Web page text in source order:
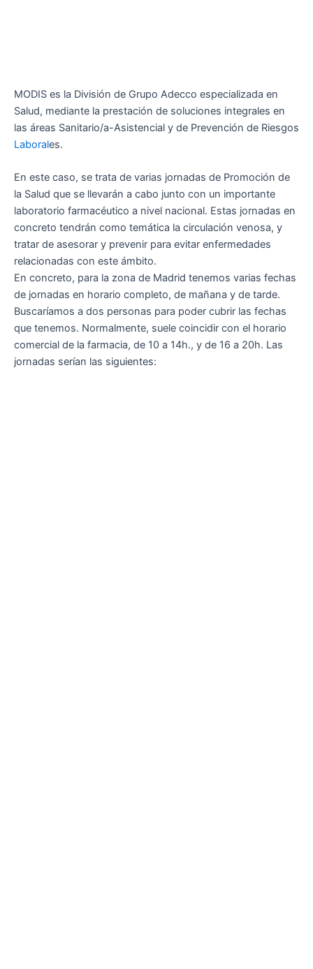
MODIS es la División de Grupo Adecco especializada en
Salud, mediante la prestación de soluciones integrales en
las áreas Sanitario/a-Asistencial y de Prevención de Riesgos
Laborales.
En este caso, se trata de varias jornadas de Promoción de
la Salud que se llevarán a cabo junto con un importante
laboratorio farmacéutico a nivel nacional. Estas jornadas en
concreto tendrán como temática la circulación venosa, y
tratar de asesorar y prevenir para evitar enfermedades
relacionadas con este ámbito.
En concreto, para la zona de Madrid tenemos varias fechas
de jornadas en horario completo, de mañana y de tarde.
Buscaríamos a dos personas para poder cubrir las fechas
que tenemos. Normalmente, suele coincidir con el horario
comercial de la farmacia, de 10 a 14h., y de 16 a 20h. Las
jornadas serían las siguientes: